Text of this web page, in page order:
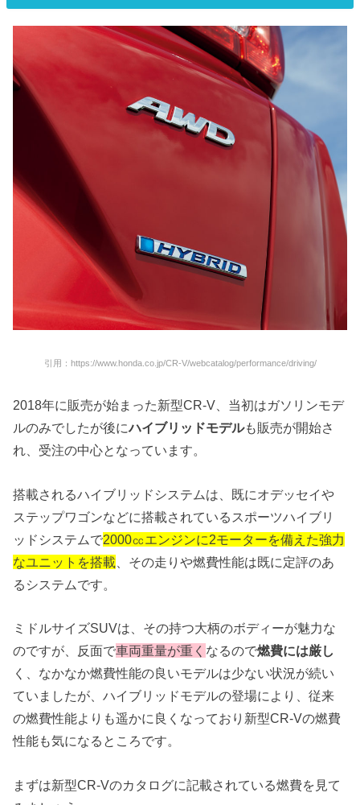
引用：https://www.honda.co.jp/CR-V/webcatalog/performance/driving/
2018年に販売が始まった新型CR-V、当初はガソリンモデ
ルのみでしたが後にハイブリッドモデルも販売が開始さ
れ、受注の中心となっています。
搭載されるハイブリッドシステムは、既にオデッセイや
ステップワゴンなどに搭載されているスポーツハイブリ
ッドシステムで2000㏄エンジンに2モーターを備えた強力
なユニットを搭載 、その走りや燃費性能は既に定評のあ
るシステムです。
ミドルサイズSUVは、その持つ大柄のボディーが魅力な
のですが、反面で車両重量が重く なるので燃費には厳し
く、なかなか燃費性能の良いモデルは少ない状況が続い
ていましたが、ハイブリッドモデルの登場により、従来
の燃費性能よりも遥かに良くなっており新型CR-Vの燃費
性能も気になるところです。
まずは新型CR-Vのカタログに記載されている燃費を見て